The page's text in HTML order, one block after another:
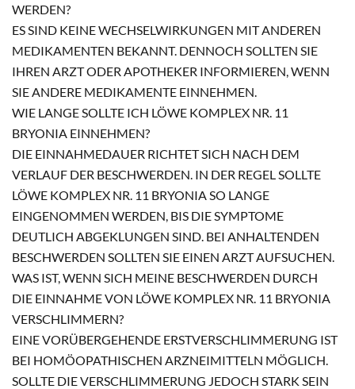
WERDEN?
ES SIND KEINE WECHSELWIRKUNGEN MIT ANDEREN
MEDIKAMENTEN BEKANNT. DENNOCH SOLLTEN SIE
IHREN ARZT ODER APOTHEKER INFORMIEREN, WENN
SIE ANDERE MEDIKAMENTE EINNEHMEN.
WIE LANGE SOLLTE ICH LÖWE KOMPLEX NR. 11
BRYONIA EINNEHMEN?
DIE EINNAHMEDAUER RICHTET SICH NACH DEM
VERLAUF DER BESCHWERDEN. IN DER REGEL SOLLTE
LÖWE KOMPLEX NR. 11 BRYONIA SO LANGE
EINGENOMMEN WERDEN, BIS DIE SYMPTOME
DEUTLICH ABGEKLUNGEN SIND. BEI ANHALTENDEN
BESCHWERDEN SOLLTEN SIE EINEN ARZT AUFSUCHEN.
WAS IST, WENN SICH MEINE BESCHWERDEN DURCH
DIE EINNAHME VON LÖWE KOMPLEX NR. 11 BRYONIA
VERSCHLIMMERN?
EINE VORÜBERGEHENDE ERSTVERSCHLIMMERUNG IST
BEI HOMÖOPATHISCHEN ARZNEIMITTELN MÖGLICH.
SOLLTE DIE VERSCHLIMMERUNG JEDOCH STARK SEIN